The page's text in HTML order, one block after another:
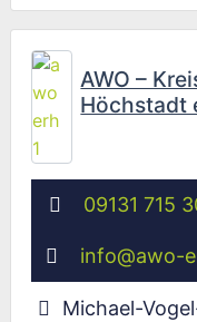
AWO –
Höchstadt
09131 715
info@awo-
Michael-